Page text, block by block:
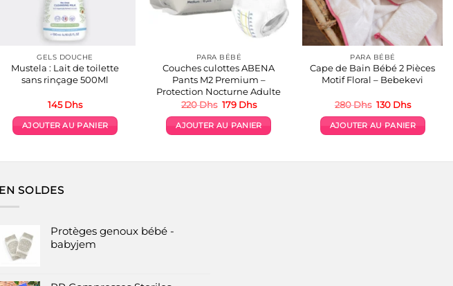
GELS DOUCHE
Mustela : Lait de toilette
sans rinçage 500Ml
145Dhs
AJOUTER AU PANIER
PARA BÉBÉ
Couches culottes ABENA
Pants M2 Premium –
Protection Nocturne Adulte
220Dhs Le
initial
était :
179 DhsLe
actuel
est :
AJOUTER AU PANIER
PARA BÉBÉ
Cape de Bain Bébé 2 Pièces
Motif Floral – Bebekevi
280Dhs Le
initial
était :
130 DhsLe
actuel
est :
AJOUTER AU PANIER
EN SOLDES
Protèges genoux bébé -
babyjem